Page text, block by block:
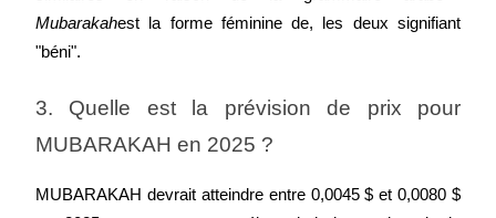
Mubarakahest la forme féminine de, les deux signifiant
"béni".
3. Quelle est la prévision de prix pour
MUBARAKAH en 2025 ?
MUBARAKAH devrait atteindre entre 0,0045 $ et 0,0080 $